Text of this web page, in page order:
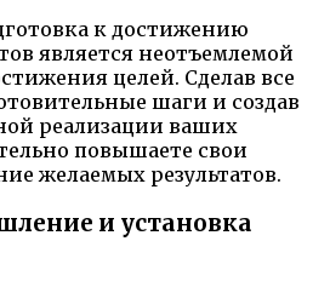
к достижению
является неотъемлемой
целей. Сделав все
шаги и создав
реализации ваших
повышаете свои
желаемых результатов.
и установка